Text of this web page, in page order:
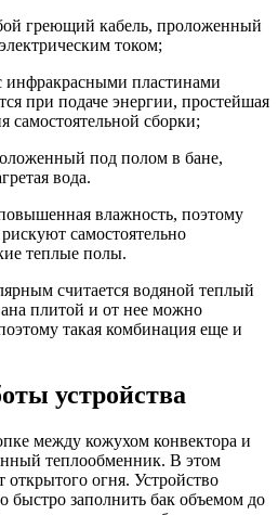
греющий кабель, проложенный
током;
пластинами
при подаче энергии, простейшая
самостоятельной сборки;
под полом в бане,
вода.
влажность, поэтому
самостоятельно
теплые полы.
считается водяной теплый
плитой и от нее можно
такая комбинация еще и
устройства
между кожухом конвектора и
теплообменник. В этом
открытого огня. Устройство
быстро заполнить бак объемом до